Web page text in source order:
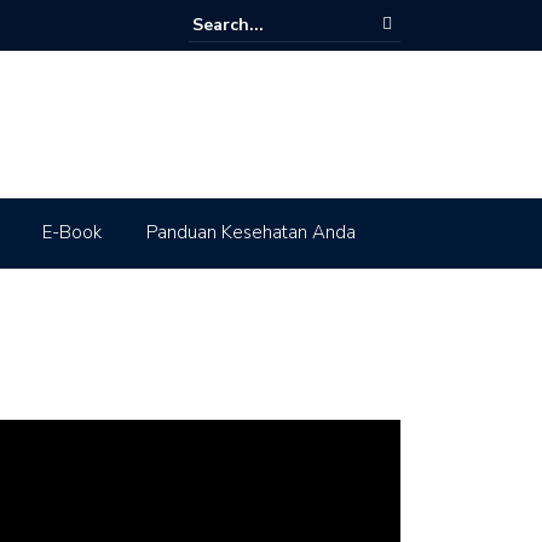
E-Book Panduan Kesehatan Anda